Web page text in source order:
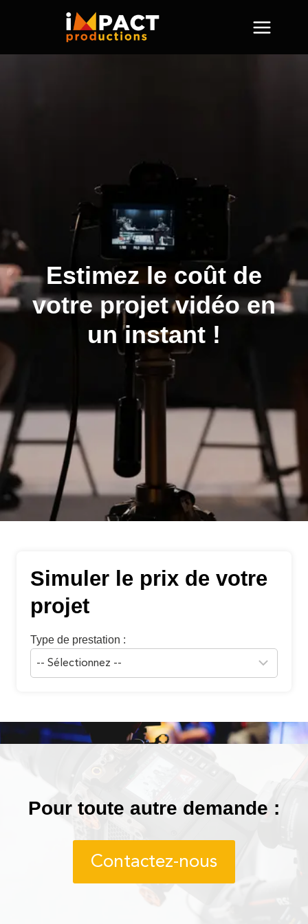
Estimez le coût de
votre projet vidéo en
un instant !
Simuler le prix de votre
projet
Type de prestation :
Pour toute autre demande :
Contactez-nous